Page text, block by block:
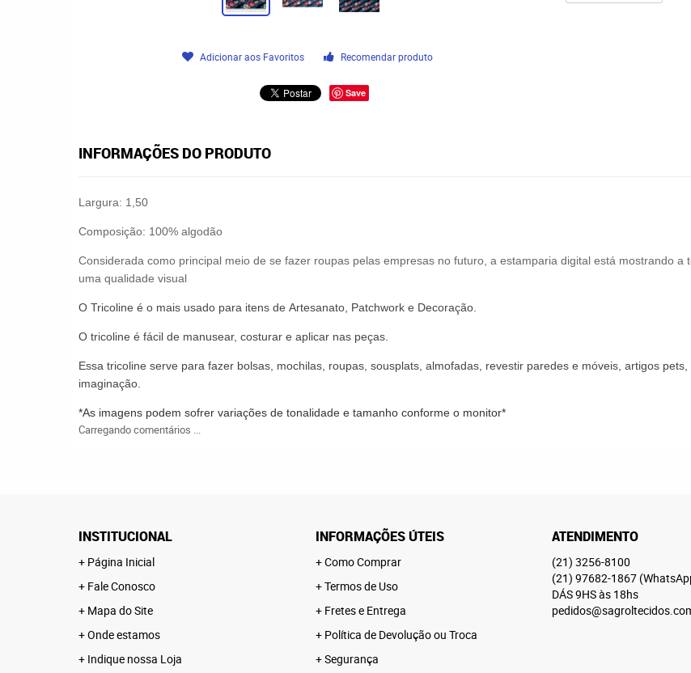
Adicionar aos Favoritos Recomendar produto
Save
INFORMAÇÕES DO PRODUTO
Largura: 1,50
Composição: 100% algodão
Considerada como principal meio de se fazer roupas pelas empresas no futuro, a estamparia digital está mostrando
uma qualidade visual
O Tricoline é o mais usado para itens de Artesanato Patchwork e Decoração
O tricoline é fácil de manusear, costurar e aplicar nas peças.
Essa tricoline serve para fazer bolsas, mochilas, roupas, sousplats, almofadas, revestir paredes e móveis, artigos
imaginação.
*As imagens podem sofrer variações de tonalidade e tamanho conforme o monitor*
Carregando comentários ...
INSTITUCIONAL
Página Inicial
Fale Conosco
Mapa do Site
Onde estamos
Indique nossa Loja
INFORMAÇÕES ÚTEIS
Como Comprar
Termos de Uso
Fretes e Entrega
Política de Devolução ou Troca
Segurança
ATENDIMENTO
(21) 3256-8100
(21) 97682-1867
DÁS 9HS às 18hs